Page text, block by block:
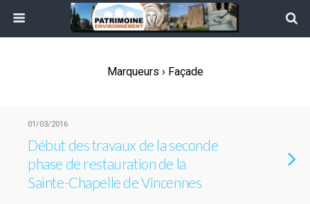
Marqueurs › Façade
01/03/2016
Début des travaux de la seconde
phase de restauration de la
Sainte-Chapelle de Vincennes